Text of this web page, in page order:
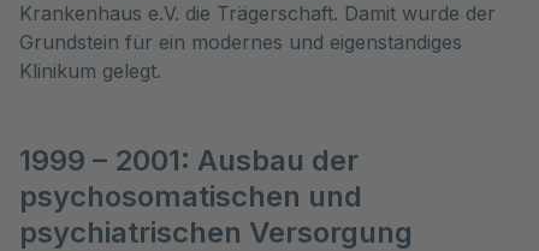
Krankenhaus e.V. die Trägerschaft. Damit wurde der
Grundstein für ein modernes und eigenständiges
Klinikum gelegt.
1999 – 2001: Ausbau der
psychosomatischen und
psychiatrischen Versorgung